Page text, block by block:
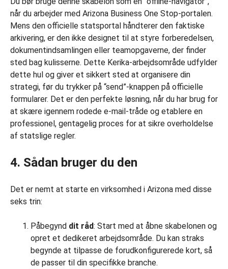
når du arbejder med Arizona Business One Stop-portalen.
Mens den officielle statsportal håndterer den faktiske
arkivering, er den ikke designet til at styre forberedelsen,
dokumentindsamlingen eller teamopgaverne, der finder
sted bag kulisserne. Dette Kerika-arbejdsområde udfylder
dette hul og giver et sikkert sted at organisere din
strategi, før du trykker på “send”-knappen på officielle
formularer. Det er den perfekte løsning, når du har brug for
at skære igennem rodede e-mail-tråde og etablere en
professionel, gentagelig proces for at sikre overholdelse
af statslige regler.
4. Sådan bruger du den
Det er nemt at starte en virksomhed i Arizona med disse
seks trin:
Påbegynd dit råd: Start med at åbne skabelonen og
opret et dedikeret arbejdsområde. Du kan straks
begynde at tilpasse de forudkonfigurerede kort, så
de passer til din specifikke branche.